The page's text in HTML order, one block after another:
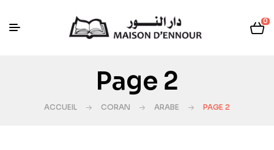
0
Page 2
ACCUEIL CORAN ARABE PAGE 2